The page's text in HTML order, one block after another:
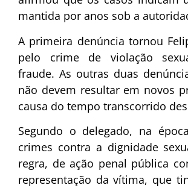
mantida por anos sob a
A primeira denúncia tornou
pelo crime de violação
fraude. As outras duas
não devem resultar em novos
causa do tempo transcorrido
Segundo o delegado, na
crimes contra a dignidade
regra, de ação penal pública
representação da vítima, que